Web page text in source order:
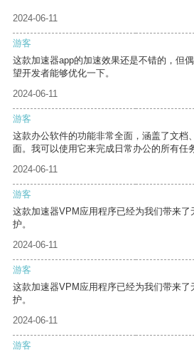
2024-06-11
游客
这款加速器app的加速效果还是不错的，但
望开发者能够优化一下。
2024-06-11
游客
这款办公软件的功能非常全面，涵盖了文档
面。我可以使用它来完成日常办公的所有任
2024-06-11
游客
这款加速器VPM应用程序已经为我们带来
护。
2024-06-11
游客
这款加速器VPM应用程序已经为我们带来
护。
2024-06-11
游客